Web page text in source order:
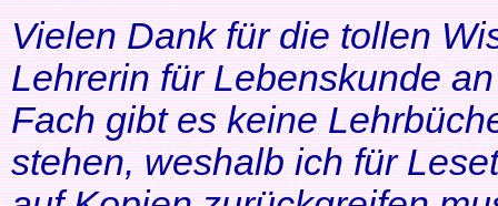
Vielen Dank für die tollen
Lehrerin für Lebenskunde
Fach gibt es keine
stehen, weshalb ich für